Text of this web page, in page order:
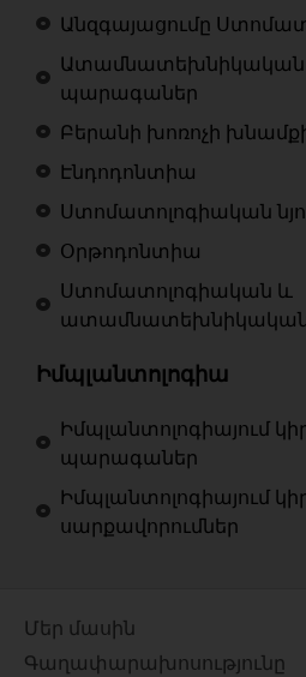
Անզգայացումը
Ատամնատեխնիկական
պարագաներ
Բերանի խոռոչի
Էնդոդոնտիա
Ստոմատոլոգիական
Օրթոդոնտիա
Ստոմատոլոգիական և
ատամնատեխնիկական
Իմպլանտոլոգիա
Իմպլանտոլոգիայում
պարագաներ
Իմպլանտոլոգիայում
սարքավորումներ
Մեր մասին
Գաղափարախոսությունը